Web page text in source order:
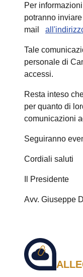
Per
potranno
mail
Tale
personale di
accessi.
Resta inteso
per quanto di
comunicazioni
Seguiranno
Cordiali saluti
Il Presidente
Avv. Giuseppe